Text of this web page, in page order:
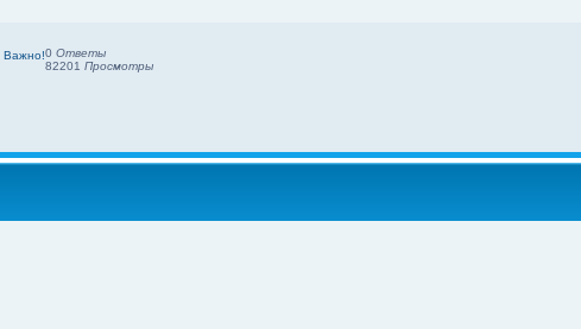
Важно!0 Ответы
82201 Просмотры